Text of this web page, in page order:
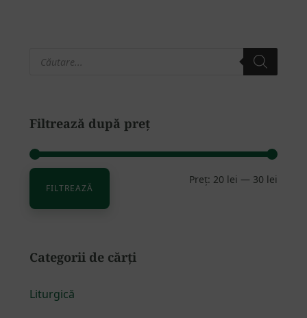
Bara
search
Filtrează după preț
FILTREAZĂ
Preț: 20 lei — 30 lei
Categorii de cărți
Liturgică